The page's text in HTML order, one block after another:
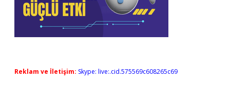
Reklam ve İletişim: Skype: live:.cid.575569c608265c69